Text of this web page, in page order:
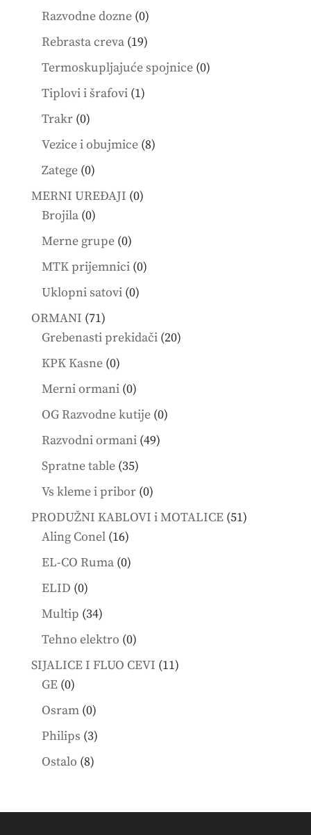
products
Razvodne dozne 00
products
Rebrasta creva 1919
products
Termoskupljajuće spojnice 00
Tiplovi i šrafovi 11
Trakr 00
products
Vezice i obujmice 88
Zatege 00
products
MERNI UREĐAJI 00
Brojila 00
products
Merne grupe 00
products
MTK prijemnici 00
Uklopni satovi 00
ORMANI 7171
products
Grebenasti prekidači 2020
KPK Kasne 00
products
Merni ormani 00
products
OG Razvodne kutije 00
Razvodni ormani 4949
Spratne table 3535
products
Vs kleme i pribor 00
products
PRODUŽNI KABLOVI i MOTALICE 5151
Aling Conel 1616
products
EL-CO Ruma 00
ELID 00
products
Multip 3434
products
Tehno elektro 00
products
SIJALICE I FLUO CEVI 1111
GE 00
products
Osram 00
products
Philips 33
products
Ostalo 88